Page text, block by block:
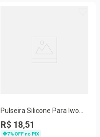
Pulseira Silicone Para Iwo
Smartwatch 42mm E 44mm
- Azul Escuro
R$ 18,51
7% OFF no PIX